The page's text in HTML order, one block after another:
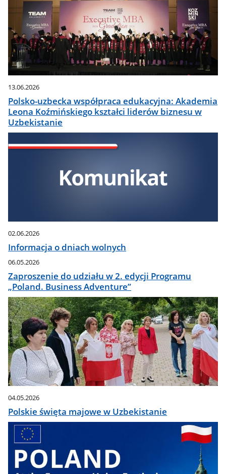
13.06.2026
Polsko-uzbecka współpraca edukacyjna: Akademia
Leona Koźmińskiego kształci liderów biznesu w
Uzbekistanie
02.06.2026
Informacja o dniach wolnych
06.05.2026
Zaproszenie do udziału w 2. edycji Programu
„Poland. Business Adventure”
04.05.2026
Polskie święta majowe w Uzbekistanie